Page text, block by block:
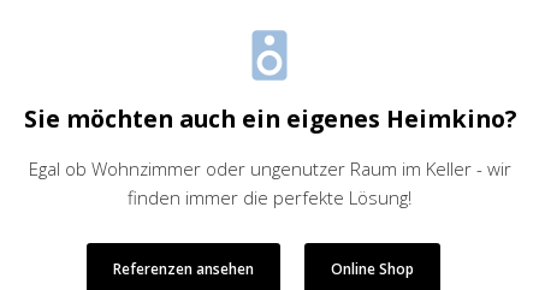
Sie möchten auch ein eigenes Heimkino?
Egal ob Wohnzimmer oder ungenutzer Raum im Keller - wir
finden immer die perfekte Lösung!
Referenzen ansehen Online Shop